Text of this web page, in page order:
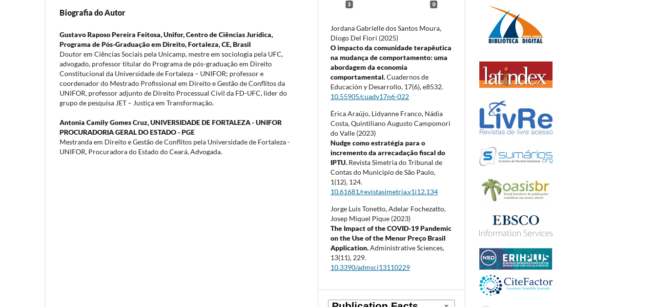
Biografia do Autor
Gustavo Raposo Pereira Feitosa,Unifor, Centro de Ciências Jurídica,
Programa de Pós-Graduação em Direito, Fortaleza, CE, Brasil
Doutor em Ciências Sociais pela Unicamp, mestre em sociologia pela UFC,
advogado, professor titular do Programa de pós-graduação em Direito
Constitucional da Universidade de Fortaleza – UNIFOR; professor e
coordenador do Mestrado Profissional em Direito e Gestão de Conflitos da
UNIFOR, professor adjunto de Direito Processual Civil da FD-UFC, líder do
grupo de pesquisa JET – Justiça em Transformação.
Antonia Camily Gomes Cruz,UNIVERSIDADE DE FORTALEZA - UNIFOR
PROCURADORIA GERAL DO ESTADO - PGE
Mestranda em Direito e Gestão de Conflitos pela Universidade de Fortaleza -
UNIFOR, Procuradora do Estado do Ceará, Advogada.
3 0
Jordana Gabrielle dos Santos Moura,
Diogo Del Fiori (2025)
O impacto da comunidade terapêutica
na mudança de comportamento: uma
abordagem da economia
comportamental.Cuadernos de
Educación y Desarrollo, 17(6),e8532.
10.55905/cuadv17n6-022
Érica Araújo, Lidyanne Franco, Nádia
Costa, Quintiliano Augusto Campomori
do Valle (2023)
Nudge como estratégia para o
incremento da arrecadação fiscal do
IPTU. Revista Simetria do Tribunal de
Contas do Município de São Paulo,
1(12), 124.
10.61681/revistasimetria.v1i12.134
Jorge Luis Tonetto, Adelar Fochezatto,
Josep Miquel Pique (2023)
The Impact of the COVID-19 Pandemic
on the Use of the Menor Preço Brasil
Application.Administrative Sciences,
13(11), 229.
10.3390/admsci13110229